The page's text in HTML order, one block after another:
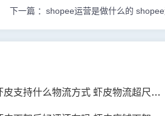
下一篇 ： shopee运营是做什么的
皮支持什么物流方式 虾皮物流超尺寸怎么办